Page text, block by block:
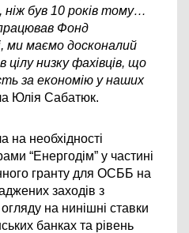
ніж був 10 років тому…
Фонд
ми маємо досконалий
цілу низку фахівців, що
за економію у наших
Юлія Сабатюк.
на необхідності
“Енергодім” у частині
гранту для ОСББ на
заходів з
на нинішні ставки
банках та рівень